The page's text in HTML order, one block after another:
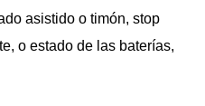
asistido o timón, stop
o estado de las baterías,